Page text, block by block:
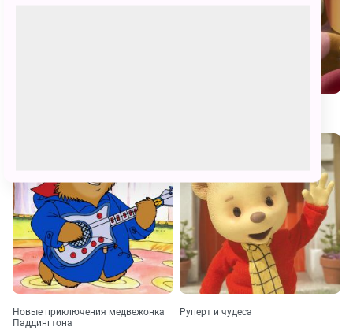
Новые приключения медвежонка
Паддингтона
Руперт и чудеса